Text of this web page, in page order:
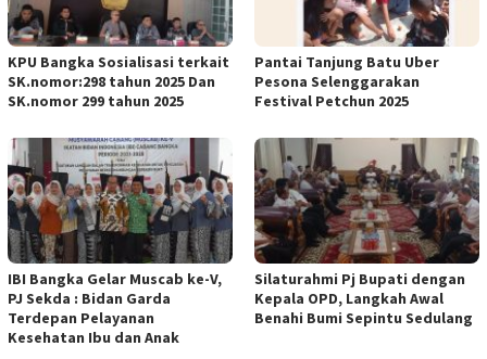
KPU Bangka Sosialisasi terkait
SK.nomor:298 tahun 2025 Dan
SK.nomor 299 tahun 2025
Pantai Tanjung Batu Uber
Pesona Selenggarakan
Festival Petchun 2025
IBI Bangka Gelar Muscab ke-V,
PJ Sekda : Bidan Garda
Terdepan Pelayanan
Kesehatan Ibu dan Anak
Silaturahmi Pj Bupati dengan
Kepala OPD, Langkah Awal
Benahi Bumi Sepintu Sedulang